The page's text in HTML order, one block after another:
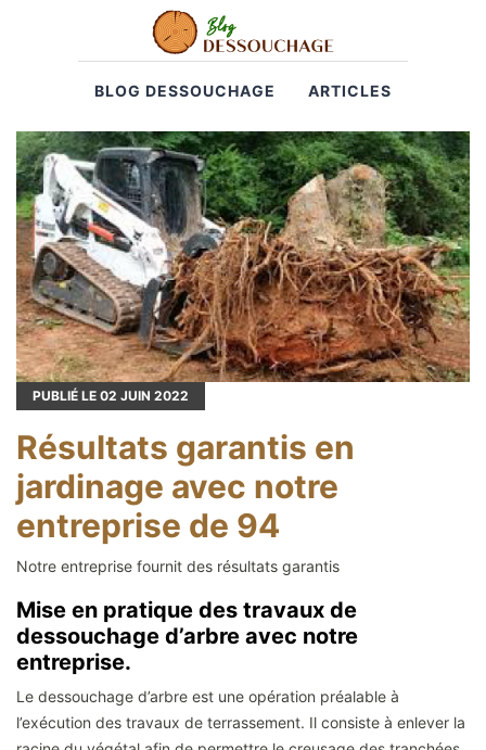
BLOG DESSOUCHAGE ARTICLES
PUBLIÉ LE 02 JUIN 2022
Résultats garantis en
jardinage avec notre
entreprise de 94
Notre entreprise fournit des résultats garantis
Mise en pratique des travaux de
dessouchage d’arbre avec notre
entreprise.
Le dessouchage d’arbre est une opération préalable à
l’exécution des travaux de terrassement. Il consiste à enlever la